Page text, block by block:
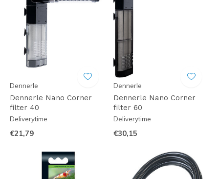
Dennerle
Dennerle Nano Corner
filter 40
Deliverytime
€21,79
Dennerle
Dennerle Nano Corner
filter 60
Deliverytime
€30,15